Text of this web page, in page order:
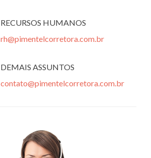
RECURSOS HUMANOS
rh@pimentelcorretora.com.br
DEMAIS ASSUNTOS
contato@pimentelcorretora.com.br